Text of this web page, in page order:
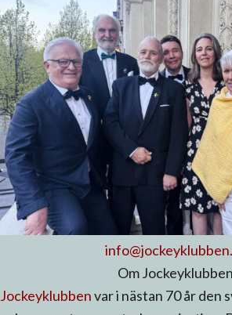
Om Jockeyklubben
Jockeyklubbenvar i nästan 70 år den